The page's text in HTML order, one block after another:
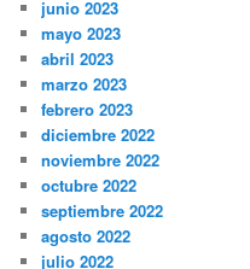
junio 2023
mayo 2023
abril 2023
marzo 2023
febrero 2023
diciembre 2022
noviembre 2022
octubre 2022
septiembre 2022
agosto 2022
julio 2022